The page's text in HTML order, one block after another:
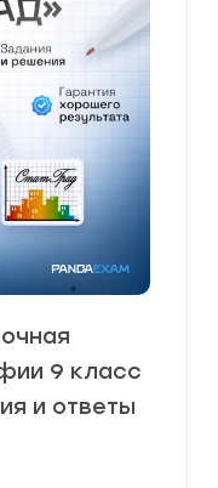
9 класс
и ответы